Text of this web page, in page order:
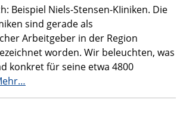
Beispiel Niels-Stensen-KIiniken. Die
sind gerade als
Arbeitgeber in der Region
worden. Wir beleuchten, was
konkret für seine etwa 4800